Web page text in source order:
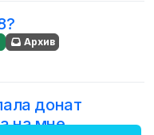
Архив
донат
на мне